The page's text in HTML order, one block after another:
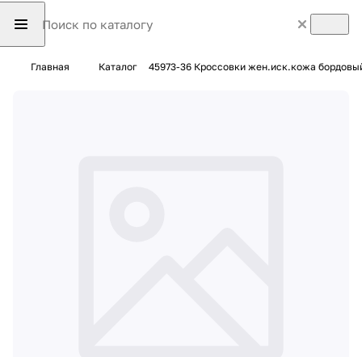
Главная Каталог 45973-36 Кроссовки жен.иск.кожа